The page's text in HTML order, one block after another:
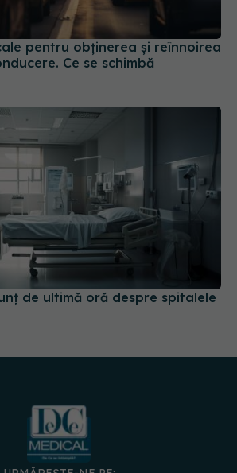
de ultimă oră despre spitalele
DESCARCĂ APLICAȚIA